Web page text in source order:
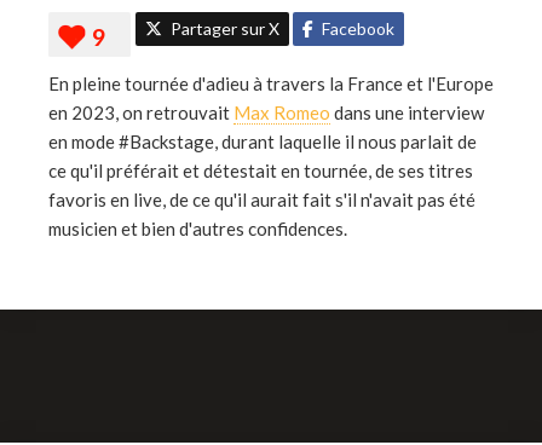
Partager sur X Facebook
En pleine tournée d'adieu à travers la France et l'Europe
en 2023, on retrouvait Max Romeo dans une interview
en mode #Backstage, durant laquelle il nous parlait de
ce qu'il préférait et détestait en tournée, de ses titres
favoris en live, de ce qu'il aurait fait s'il n'avait pas été
musicien et bien d'autres confidences.